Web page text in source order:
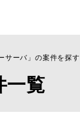
サーバ」の案件を探す
一覧